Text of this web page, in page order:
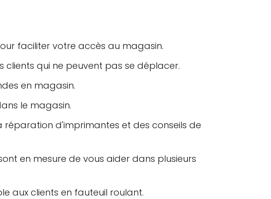
faciliter votre accès au magasin.
clients qui ne peuvent pas se déplacer.
en magasin.
le magasin.
réparation d'imprimantes et des conseils de
en mesure de vous aider dans plusieurs
aux clients en fauteuil roulant.